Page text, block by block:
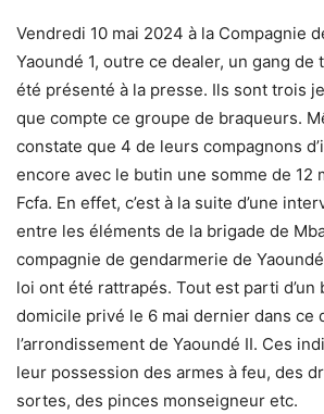
Vendredi 10 mai 2024 à la Compagnie
Yaoundé 1, outre ce dealer, un gang de
été présenté à la presse. Ils sont trois
que compte ce groupe de braqueurs.
constate que 4 de leurs compagnons
encore avec le butin une somme de 12
Fcfa. En effet, c’est à la suite d’une
entre les éléments de la brigade de
compagnie de gendarmerie de
loi ont été rattrapés. Tout est parti d’un
domicile privé le 6 mai dernier dans ce
l’arrondissement de Yaoundé II. Ces
leur possession des armes à feu, des
sortes, des pinces monseigneur etc.